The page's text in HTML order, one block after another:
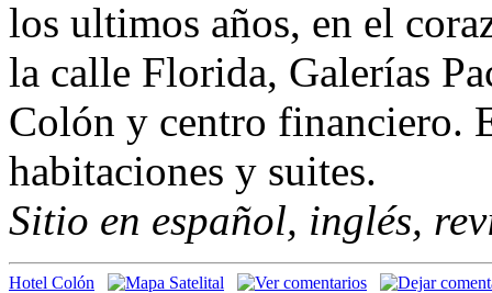
los ultimos años, en el
la calle Florida, Galerías
Colón y centro financiero.
habitaciones y suites.
Sitio en español, inglés,
Hotel Colón